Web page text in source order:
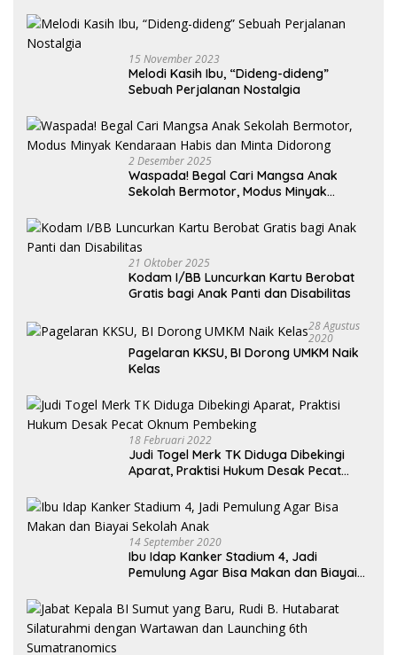
15 November 2023
Melodi Kasih Ibu, “Dideng-dideng”
Sebuah Perjalanan Nostalgia
2 Desember 2025
Waspada! Begal Cari Mangsa Anak
Sekolah Bermotor, Modus Minyak
21 Oktober 2025
Kodam I/BB Luncurkan Kartu Berobat
Gratis bagi Anak Panti dan Disabilitas
28 Agustus
2020
Pagelaran KKSU, BI Dorong UMKM Naik
Kelas
18 Februari 2022
Judi Togel Merk TK Diduga Dibekingi
Aparat, Praktisi Hukum Desak Pecat
14 September 2020
Ibu Idap Kanker Stadium 4, Jadi
Pemulung Agar Bisa Makan dan Biayai